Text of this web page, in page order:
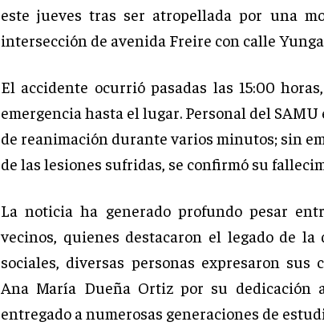
este jueves tras ser atropellada por una
intersección de avenida Freire con calle
El accidente ocurrió pasadas las 15:00
emergencia hasta el lugar. Personal del
de reanimación durante varios minutos; sin
de las lesiones sufridas, se confirmó su
La noticia ha generado profundo pesar
vecinos, quienes destacaron el legado de la
sociales, diversas personas expresaron sus
Ana María Dueña Ortiz por su dedicación
entregado a numerosas generaciones de